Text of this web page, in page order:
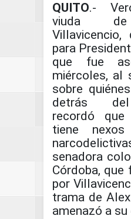
QUITO.-
viuda de
Villavicencio,
para
que fue
miércoles, al
sobre
detrás del
recordó
tiene
senadora
Córdoba, que
por
trama de
amenazó a su